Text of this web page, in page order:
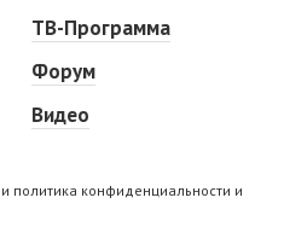
ТВ-Программа
Форум
Видео
политика конфиденциальности и